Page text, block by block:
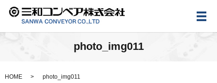
メ
photo_img011
HOME photo_img011